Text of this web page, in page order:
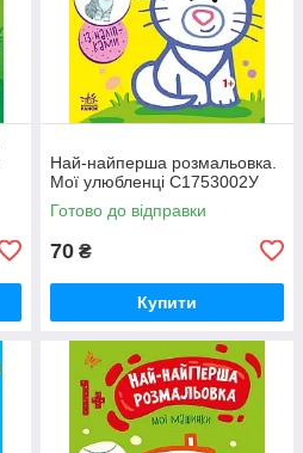
Най-найперша розмальовка.
Мої улюбленці С1753002У
Готово до відправки
70 ₴
Купити